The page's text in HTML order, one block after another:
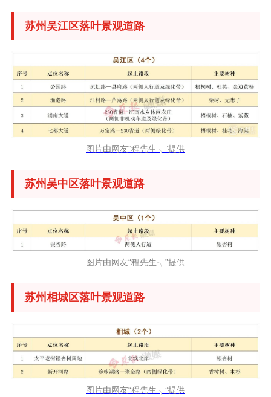
苏州吴江区落叶景观道路
图片由网友“程先生╮”提供
苏州吴中区落叶景观道路
图片由网友“程先生╮”提供
苏州相城区落叶景观道路
图片由网友“程先生╮”提供